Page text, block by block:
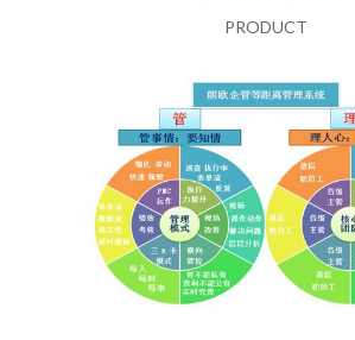
PRODUCT